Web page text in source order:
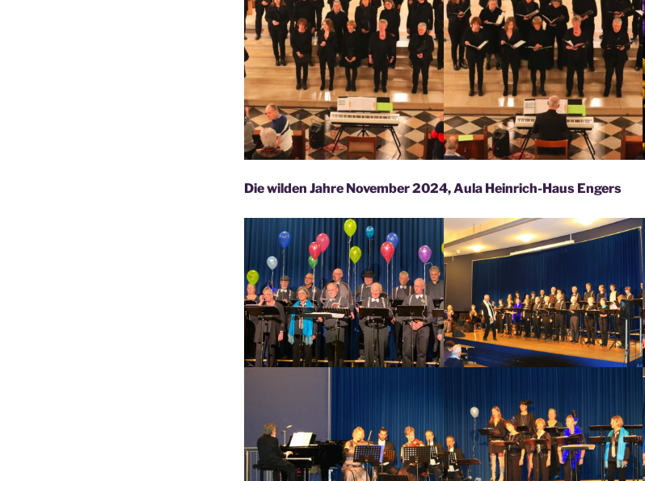
Die wilden Jahre November 2024, Aula Heinrich-Haus Engers